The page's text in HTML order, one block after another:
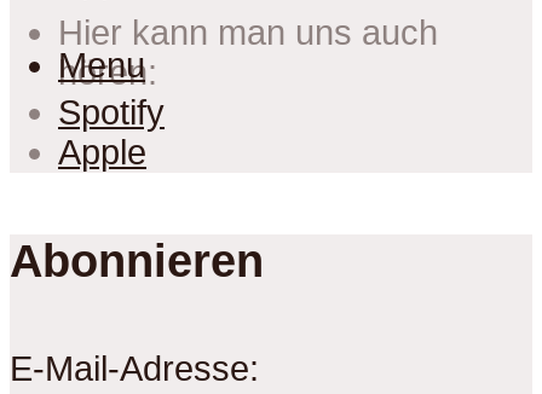
Menu
Hier kann man uns auch
hören:
Spotify
Apple
Abonnieren
E-Mail-Adresse: